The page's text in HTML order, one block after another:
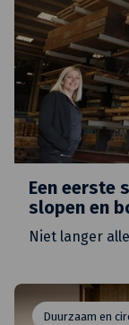
Een eerste
slopen en
Niet langer
Duurzaam en